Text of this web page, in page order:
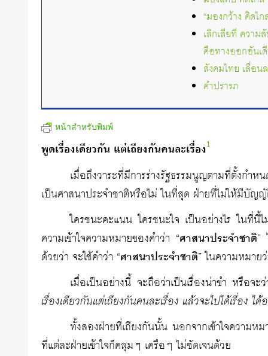
“มองกว้าง คิดไ
เลิกเสียที ความ
คือทางออกอันเ
สังคมไทย เลื่อน
คำปรารภ
หน้าสำหรับพิมพ์
พูดเรื่องเดียวกัน แต่เถียงกันคนละเรื่อง1
เมื่อถึงวาระที่มีการร่างรัฐธรรมนูญตามที่ตั้งก
เป็นศาสนาประจำชาติหรือไม่ ในที่สุด ฝ่ายที่ไม่ให้มีบั
ใครชนะคะแนน ใครชนะใจ เป็นอย่างไร ในที่
ความเข้าใจความหมายของคำว่า “ศาสนาประจำชาติ”
ด้วยว่า จะใช้คำว่า “ศาสนาประจำชาติ” ในความหมาย
เมื่อเป็นอย่างนี้ จะถือว่าเป็นเรื่องน่าขำ หรือ
เรื่องเดียวกันแต่เถียงกันคนละเรื่อง แล้วจะไปได้เรื่อง ได้
ทั้งสองฝ่ายที่เถียงกันนั้น นอกจากเข้าใจความหม
ที่แต่ละฝ่ายเข้าใจก็คลุมๆ เครือๆ ไม่ชัดเจนด้วย